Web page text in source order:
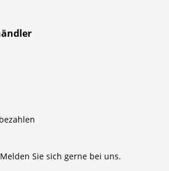
Sie sich gerne bei uns.